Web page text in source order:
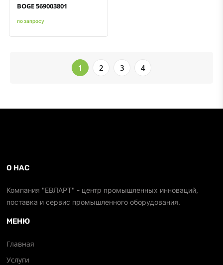
BOGE 569003801
по запросу
1 2 3 4
О НАС
Компания "ЕВЛАРТ" - центр промышленных инноваций,
поставка и сервис промышленного оборудования.
МЕНЮ
Главная
Услуги